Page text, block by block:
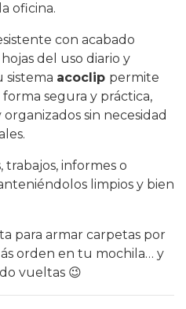
oficina.
con acabado
del uso diario y
sistema acoclip permite
segura y práctica,
sin necesidad
informes o
limpios y bien
para armar carpetas por
orden en tu mochila… y
vueltas 😉